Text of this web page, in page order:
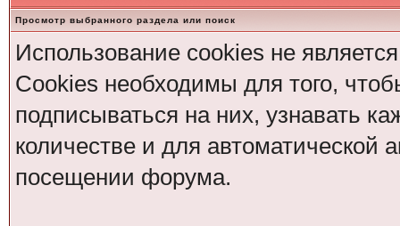
Просмотр выбранного раздела или поиск
Использование cookies не
Cookies необходимы для того,
подписываться на них, узнавать
количестве и для
посещении форума.